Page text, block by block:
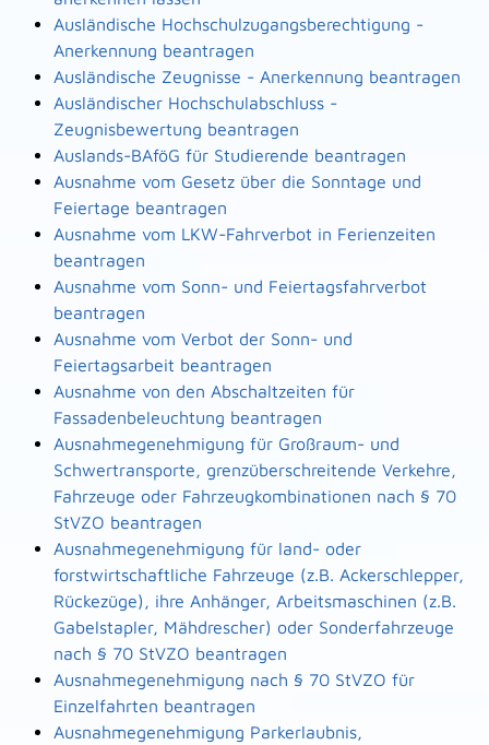
Ausländische Hochschulzugangsberechtigung -
Anerkennung beantragen
Ausländische Zeugnisse - Anerkennung beantragen
Ausländischer Hochschulabschluss -
Zeugnisbewertung beantragen
Auslands-BAföG für Studierende beantragen
Ausnahme vom Gesetz über die Sonntage und
Feiertage beantragen
Ausnahme vom LKW-Fahrverbot in Ferienzeiten
beantragen
Ausnahme vom Sonn- und Feiertagsfahrverbot
beantragen
Ausnahme vom Verbot der Sonn- und
Feiertagsarbeit beantragen
Ausnahme von den Abschaltzeiten für
Fassadenbeleuchtung beantragen
Ausnahmegenehmigung für Großraum- und
Schwertransporte, grenzüberschreitende Verkehre,
Fahrzeuge oder Fahrzeugkombinationen nach § 70
StVZO beantragen
Ausnahmegenehmigung für land- oder
forstwirtschaftliche Fahrzeuge (z.B. Ackerschlepper,
Rückezüge), ihre Anhänger, Arbeitsmaschinen (z.B.
Gabelstapler, Mähdrescher) oder Sonderfahrzeuge
nach § 70 StVZO beantragen
Ausnahmegenehmigung nach § 70 StVZO für
Einzelfahrten beantragen
Ausnahmegenehmigung Parkerlaubnis,